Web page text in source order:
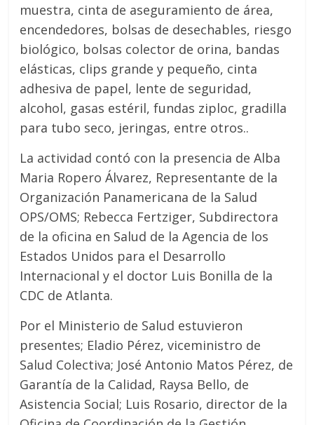
muestra, cinta de aseguramiento de área,
encendedores, bolsas de desechables, riesgo
biológico, bolsas colector de orina, bandas
elásticas, clips grande y pequeño, cinta
adhesiva de papel, lente de seguridad,
alcohol, gasas estéril, fundas ziploc, gradilla
para tubo seco, jeringas, entre otros..
La actividad contó con la presencia de Alba
Maria Ropero Álvarez, Representante de la
Organización Panamericana de la Salud
OPS/OMS; Rebecca Fertziger, Subdirectora
de la oficina en Salud de la Agencia de los
Estados Unidos para el Desarrollo
Internacional y el doctor Luis Bonilla de la
CDC de Atlanta.
Por el Ministerio de Salud estuvieron
presentes; Eladio Pérez, viceministro de
Salud Colectiva; José Antonio Matos Pérez, de
Garantía de la Calidad, Raysa Bello, de
Asistencia Social; Luis Rosario, director de la